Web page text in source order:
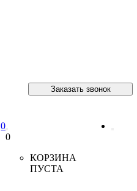
Заказать звонок
0
0
КОРЗИНА
ПУСТА